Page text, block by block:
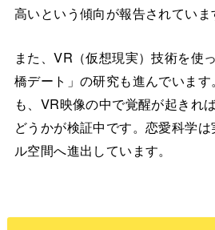
高いという傾向が報告されていま
また、VR（仮想現実）技術を使
橋デート」の研究も進んでいま
も、VR映像の中で覚醒が起きれ
どうかが検証中です。恋愛科学
ル空間へ進出しています。